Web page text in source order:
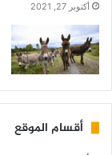
أكتوبر 27, 2021
أقسام الموقع